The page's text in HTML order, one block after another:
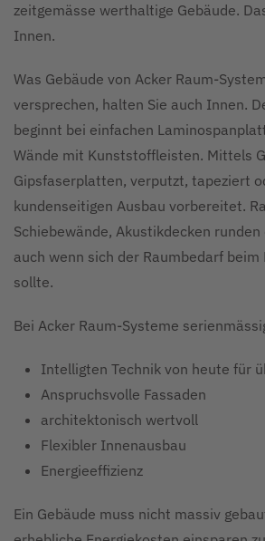
zeitgemässe werthaltige Gebäude.
Innen.
Was Gebäude von Acker Raum-
versprechen, halten Sie auch Innen.
beginnt bei einfachen
Wände mit Kunststoffleisten. Mittels
Gipsfaserplatten, verputzt, tapeziert
kundenseitigen Ausbau vorbereitet.
Schiebewände, Akustikdecken
auch wenn sich der Raumbedarf
sollte.
Bei Acker Raum-Systeme
Intelligten Technik von heute für
Anspruchsvolle Fassaden
architektonisch wertvoll
Flexibler Innenausbau
Energieeffizienz
Ein Gebäude muss nicht massiv